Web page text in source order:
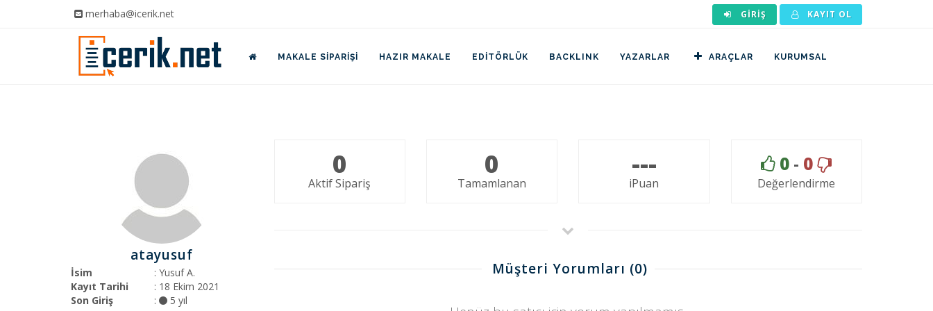
merhaba@icerik.net GIRIŞ KAYIT OL
MAKALE SIPARIŞI HAZIR MAKALE EDITÖRLÜK BACKLINK YAZARLAR ARAÇLAR KURUMSAL
atayusuf
İsim
: Yusuf A.
Kayıt Tarihi
: 18 Ekim 2021
Son Giriş
: 5 yıl
0
Aktif Sipariş
0
Tamamlanan
---
iPuan
0 - 0
Değerlendirme
Müşteri Yorumları (0)